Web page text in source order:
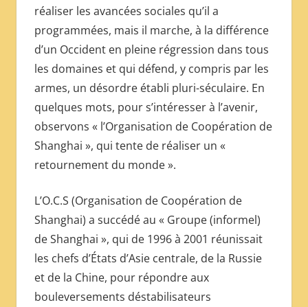
réaliser les avancées sociales qu’il a
programmées, mais il marche, à la différence
d’un Occident en pleine régression dans tous
les domaines et qui défend, y compris par les
armes, un désordre établi pluri-séculaire. En
quelques mots, pour s’intéresser à l’avenir,
observons « l’Organisation de Coopération de
Shanghai », qui tente de réaliser un «
retournement du monde ».
L’O.C.S (Organisation de Coopération de
Shanghai) a succédé au « Groupe (informel)
de Shanghai », qui de 1996 à 2001 réunissait
les chefs d’États d’Asie centrale, de la Russie
et de la Chine, pour répondre aux
bouleversements déstabilisateurs